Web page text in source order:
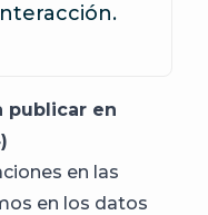
publicar en
en las
en los datos